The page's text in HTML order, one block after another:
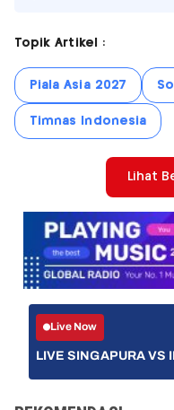
Topik Artikel :
Piala Asia 2027
Timnas Indonesia
Lihat
Live Now
LIVE SINGAPURA VS